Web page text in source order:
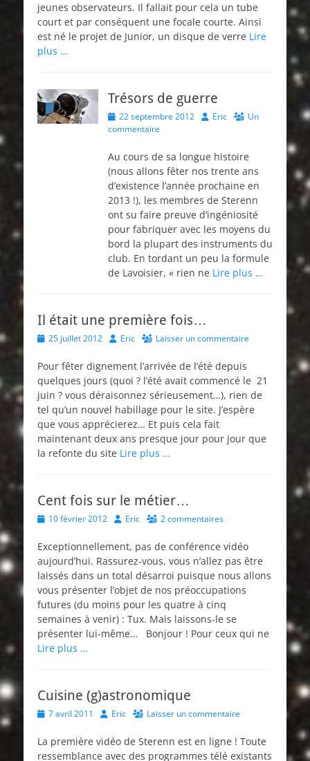
jeunes observateurs. Il fallait pour cela un tube
court et par conséquent une focale courte. Ainsi
est né le projet de Junior, un disque de verre Lire
plus …
Trésors de guerre
Posted
on
22 septembre 2012 Author
Eric
Un
commentaire
Au cours de sa longue histoire
(nous allons fêter nos trente ans
d’existence l’année prochaine en
2013 !), les membres de Sterenn
ont su faire preuve d’ingéniosité
pour fabriquer avec les moyens du
bord la plupart des instruments du
club. En tordant un peu la formule
de Lavoisier, « rien ne Lire plus …
Il était une première fois…
Posted25 juillet 2012 Author
Eric Laisser un commentaire
Pour fêter dignement l’arrivée de l’été depuis
quelques jours (quoi ? l’été avait commencé le 21
juin ? vous déraisonnez sérieusement…), rien de
tel qu’un nouvel habillage pour le site. J’espère
que vous apprécierez… Et puis cela fait
maintenant deux ans presque jour pour jour que
la refonte du site Lire plus …
Cent fois sur le métier…
Posted10 février 2012 Author
Eric 2 commentaires
Exceptionnellement, pas de conférence vidéo
aujourd’hui. Rassurez-vous, vous n’allez pas être
laissés dans un total désarroi puisque nous allons
vous présenter l’objet de nos préoccupations
futures (du moins pour les quatre à cinq
semaines à venir) : Tux. Mais laissons-le se
présenter lui-même… Bonjour ! Pour ceux qui ne
Lire plus …
Cuisine (g)astronomique
Posted
7 avril 2011 Author
Eric Laisser un commentaire
La première vidéo de Sterenn est en ligne ! Toute
ressemblance avec des programmes télé existants